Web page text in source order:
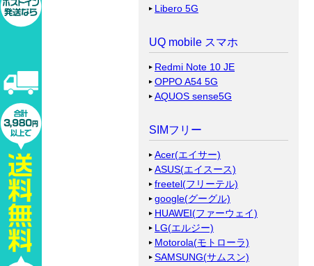
Libero 5G
UQ mobile スマホ
Redmi Note 10 JE
OPPO A54 5G
AQUOS sense5G
SIMフリー
Acer(エイサー)
ASUS(エイスース)
freetel(フリーテル)
google(グーグル)
HUAWEI(ファーウェイ)
LG(エルジー)
Motorola(モトローラ)
SAMSUNG(サムスン)